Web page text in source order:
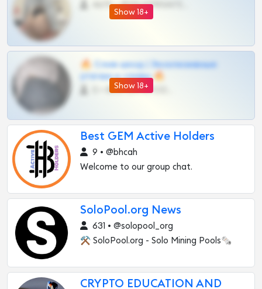
Show 18+
4675 •
Show 18+
🔥 Слив шкод | Эксклюзивные
утечки и сливы 🔥
Best GEM Active Holders
9 • @bhcah
Welcome to our group chat.
SoloPool.org News
631 • @solopool_org
⚒️ SoloPool.org - Solo Mining Pools🗞
CRYPTO EDUCATION AND